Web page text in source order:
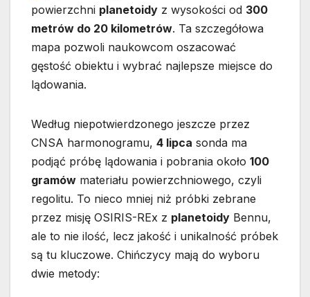
powierzchni planetoidy z wysokości od 300
metrów do 20 kilometrów. Ta szczegółowa
mapa pozwoli naukowcom oszacować
gęstość obiektu i wybrać najlepsze miejsce do
lądowania.
Według niepotwierdzonego jeszcze przez
CNSA harmonogramu, 4 lipca sonda ma
podjąć próbę lądowania i pobrania około 100
gramów materiału powierzchniowego, czyli
regolitu. To nieco mniej niż próbki zebrane
przez misję OSIRIS-REx z planetoidy Bennu,
ale to nie ilość, lecz jakość i unikalność próbek
są tu kluczowe. Chińczycy mają do wyboru
dwie metody: